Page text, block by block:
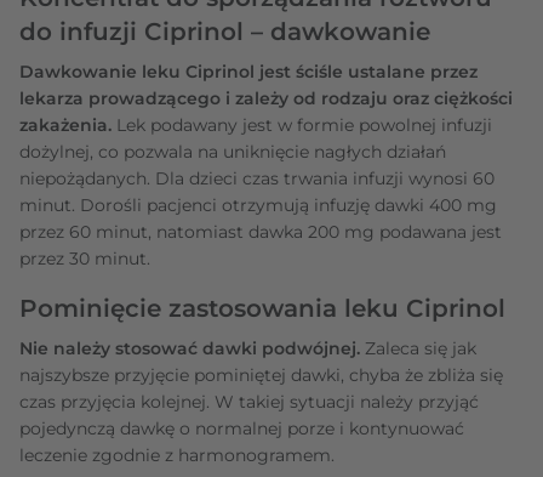
do infuzji Ciprinol – dawkowanie
Dawkowanie leku Ciprinol jest ściśle ustalane przez
lekarza prowadzącego i zależy od rodzaju oraz ciężkości
zakażenia. Lek podawany jest w formie powolnej infuzji
dożylnej, co pozwala na uniknięcie nagłych działań
niepożądanych. Dla dzieci czas trwania infuzji wynosi 60
minut. Dorośli pacjenci otrzymują infuzję dawki 400 mg
przez 60 minut, natomiast dawka 200 mg podawana jest
przez 30 minut.
Pominięcie zastosowania leku Ciprinol
Nie należy stosować dawki podwójnej. Zaleca się jak
najszybsze przyjęcie pominiętej dawki, chyba że zbliża się
czas przyjęcia kolejnej. W takiej sytuacji należy przyjąć
pojedynczą dawkę o normalnej porze i kontynuować
leczenie zgodnie z harmonogramem.